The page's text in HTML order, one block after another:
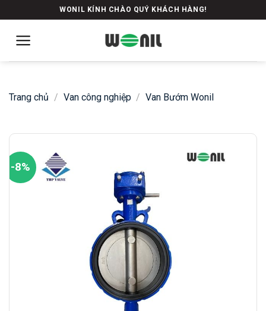
to
content
WONIL KÍNH CHÀO QUÝ KHÁCH HÀNG!
Trang chủ / Van công nghiệp / Van Bướm Wonil
-8%